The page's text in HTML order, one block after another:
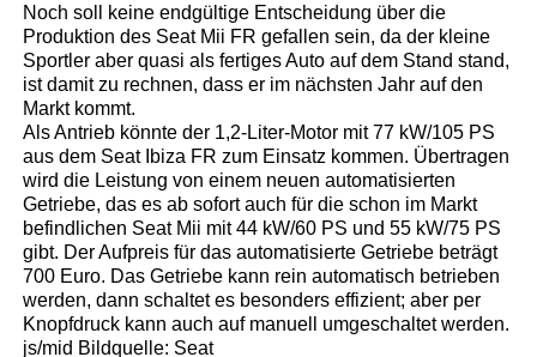
Noch soll keine endgültige Entscheidung über die
Produktion des Seat Mii FR gefallen sein, da der kleine
Sportler aber quasi als fertiges Auto auf dem Stand stand,
ist damit zu rechnen, dass er im nächsten Jahr auf den
Markt kommt.
Als Antrieb könnte der 1,2-Liter-Motor mit 77 kW/105 PS
aus dem Seat Ibiza FR zum Einsatz kommen. Übertragen
wird die Leistung von einem neuen automatisierten
Getriebe, das es ab sofort auch für die schon im Markt
befindlichen Seat Mii mit 44 kW/60 PS und 55 kW/75 PS
gibt. Der Aufpreis für das automatisierte Getriebe beträgt
700 Euro. Das Getriebe kann rein automatisch betrieben
werden, dann schaltet es besonders effizient; aber per
Knopfdruck kann auch auf manuell umgeschaltet werden.
js/mid Bildquelle: Seat